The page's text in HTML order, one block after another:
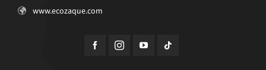
www.ecozaque.com